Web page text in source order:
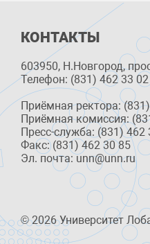
КОНТАКТЫ
603950, Н.Новгород,
Телефон: (831) 462 33 02
Приёмная ректора:
Приёмная комиссия:
Пресс-служба: (831) 462
Факс: (831) 462 30 85
Эл. почта: unn@unn.ru
© 2026 Университет